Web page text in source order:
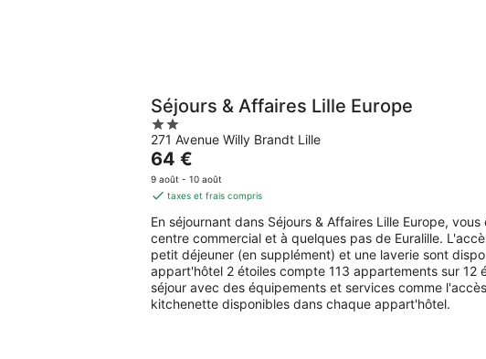
Séjours & Affaires Lille Europe
2
out
of
5
271 Avenue Willy Brandt Lille
Le
prix
est
64 €
par
nuit
64 €
9 août - 10 août
taxes et frais compris
En séjournant dans Séjours & Affaires Lille Europe,
centre commercial et à quelques pas de Euralille.
petit déjeuner (en supplément) et une laverie sont
appart'hôtel 2 étoiles compte 113 appartements sur 12
séjour avec des équipements et services comme
kitchenette disponibles dans chaque appart'hôtel.